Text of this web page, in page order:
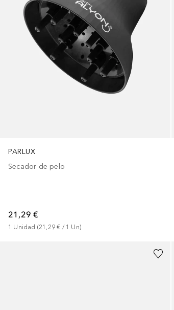
PARLUX
Secador de pelo
21,29 €
1 Unidad (21,29 € / 1 Un)